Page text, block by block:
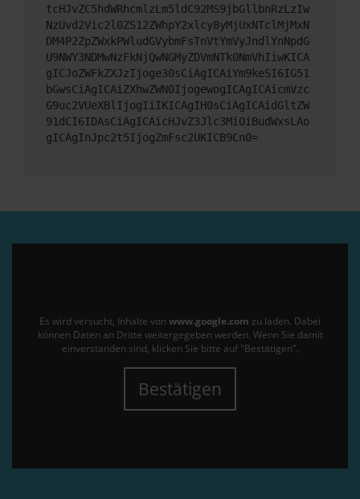
tcHJvZC5hdWRhcmlzLm5ldC92MS9jbGllbnRzLzIw
NzUvd2Vic2l0ZS12ZWhpY2xlcy8yMjUxNTclMjMxN
DM4P2ZpZWxkPWludGVybmFsTnVtYmVyJndlYnNpdG
U9NWY3NDMwNzFkNjQwNGMyZDVmNTk0NmVhIiwKICA
gICJoZWFkZXJzIjoge30sCiAgICAiYm9keSI6IG51
bGwsCiAgICAiZXhwZWN0IjogewogICAgICAicmVzc
G9uc2VUeXBlIjogIiIKICAgIH0sCiAgICAidGltZW
91dCI6IDAsCiAgICAicHJvZ3Jlc3MiOiBudWxsLAo
gICAgInJpc2t5IjogZmFsc2UKICB9Cn0=
Es wird versucht, Inhalte von www.google.com zu laden. Dabei
können Daten an Dritte weitergegeben werden. Wenn Sie damit
einverstanden sind, klicken Sie bitte auf "Bestätigen".
Bestätigen